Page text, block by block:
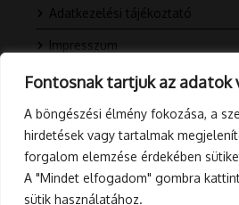
Fontosnak tartjuk az adatok
A böngészési élmény fokozása, a
hirdetések vagy tartalmak
forgalom elemzése érdekében
A "Mindet elfogadom" gombra
sütik használatához.
Adatkezelési tájékoztató
Impresszum
Kapcsolat
Rólunk
Blog